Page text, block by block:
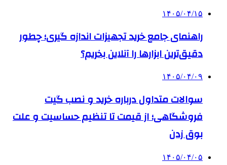
۱۴۰۵/۰۴/۱۵
راهنمای جامع خرید تجهیزات اندازه گیری؛ چطور
دقیق‌ترین ابزارها را آنلاین بخریم؟
۱۴۰۵/۰۴/۰۹
سوالات متداول درباره خرید و نصب گیت
فروشگاهی؛ از قیمت تا تنظیم حساسیت و علت
بوق زدن
۱۴۰۵/۰۴/۰۵